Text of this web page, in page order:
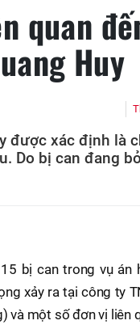
quan
Huy
được xác định là
Do bị can đang
bị can trong vụ án
xảy ra tại công ty
và một số đơn vị liên